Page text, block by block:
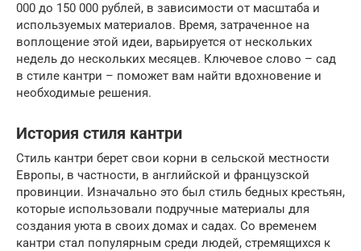
000 до 150 000 рублей, в зависимости от масштаба и
используемых материалов. Время, затраченное на
воплощение этой идеи, варьируется от нескольких
недель до нескольких месяцев. Ключевое слово – сад
в стиле кантри – поможет вам найти вдохновение и
необходимые решения.
История стиля кантри
Стиль кантри берет свои корни в сельской местности
Европы, в частности, в английской и французской
провинции. Изначально это был стиль бедных крестьян,
которые использовали подручные материалы для
создания уюта в своих домах и садах. Со временем
кантри стал популярным среди людей, стремящихся к